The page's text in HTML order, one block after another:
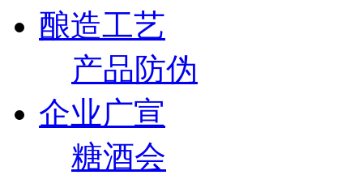
酿造工艺
产品防伪
企业广宣
糖酒会